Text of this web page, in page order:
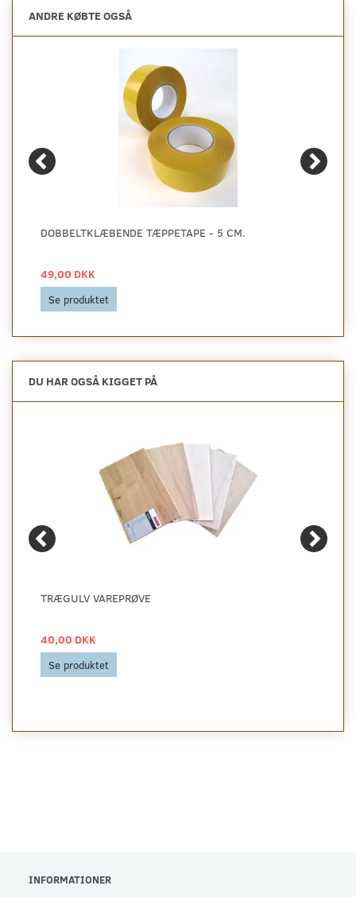
ANDRE KØBTE OGSÅ
DOBBELTKLÆBENDE TÆPPETAPE - 5 CM.
49,00 DKK
Se produktet
DU HAR OGSÅ KIGGET PÅ
TRÆGULV VAREPRØVE
40,00 DKK
Se produktet
INFORMATIONER